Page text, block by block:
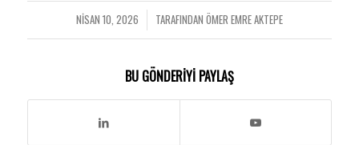
NISAN 10, 2026
/ TARAFINDAN ÖMER EMRE AKTEPE
BU GÖNDERIYI PAYLAŞ